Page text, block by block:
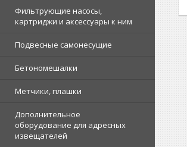
Фильтрующие насосы,
картриджи и аксессуары к ним
Подвесные самонесущие
Бетономешалки
Метчики, плашки
Дополнительное
оборудование для адресных
извещателей